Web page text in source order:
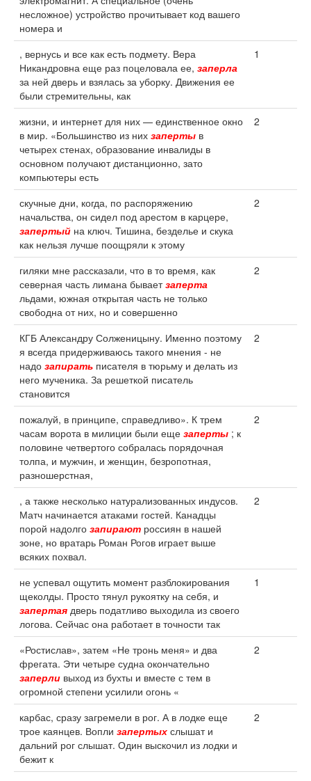
несложное) устройство прочитывает код вашего
номера и
, вернусь и все как есть подмету. Вера
Никандровна еще раз поцеловала ее, заперла
за ней дверь и взялась за уборку. Движения ее
были стремительны, как
1
жизни, и интернет для них — единственное окно
в мир. «Большинство из них заперты в
четырех стенах, образование инвалиды в
основном получают дистанционно, зато
компьютеры есть
2
скучные дни, когда, по распоряжению
начальства, он сидел под арестом в карцере,
запертый на ключ. Тишина, безделье и скука
как нельзя лучше поощряли к этому
2
гиляки мне рассказали, что в то время, как
северная часть лимана бываетзаперта
льдами, южная открытая часть не только
свободна от них, но и совершенно
2
КГБ Александру Солженицыну. Именно поэтому
я всегда придерживаюсь такого мнения - не
надо запирать писателя в тюрьму и делать из
него мученика. За решеткой писатель
становится
2
пожалуй, в принципе, справедливо». К трем
часам ворота в милиции были еще заперты ; к
половине четвертого собралась порядочная
толпа, и мужчин, и женщин, безропотная,
разношерстная,
2
, а также несколько натурализованных индусов.
Матч начинается атаками гостей. Канадцы
порой надолго запирают россиян в нашей
зоне, но вратарь Роман Рогов играет выше
всяких похвал.
2
не успевал ощутить момент разблокирования
щеколды. Просто тянул рукоятку на себя, и
запертая дверь податливо выходила из своего
логова. Сейчас она работает в точности так
1
«Ростислав», затем «Не тронь меня» и два
фрегата. Эти четыре судна окончательно
заперли выход из бухты и вместе с тем в
огромной степени усилили огонь «
2
карбас, сразу загремели в рог. А в лодке еще
трое каянцев. Вопли запертых слышат и
дальний рог слышат. Один выскочил из лодки и
бежит к
2